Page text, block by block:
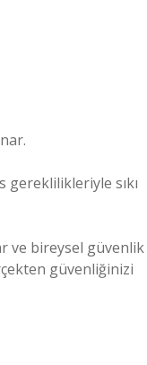
gereklilikleriyle sıkı
ve bireysel güvenlik
güvenliğinizi